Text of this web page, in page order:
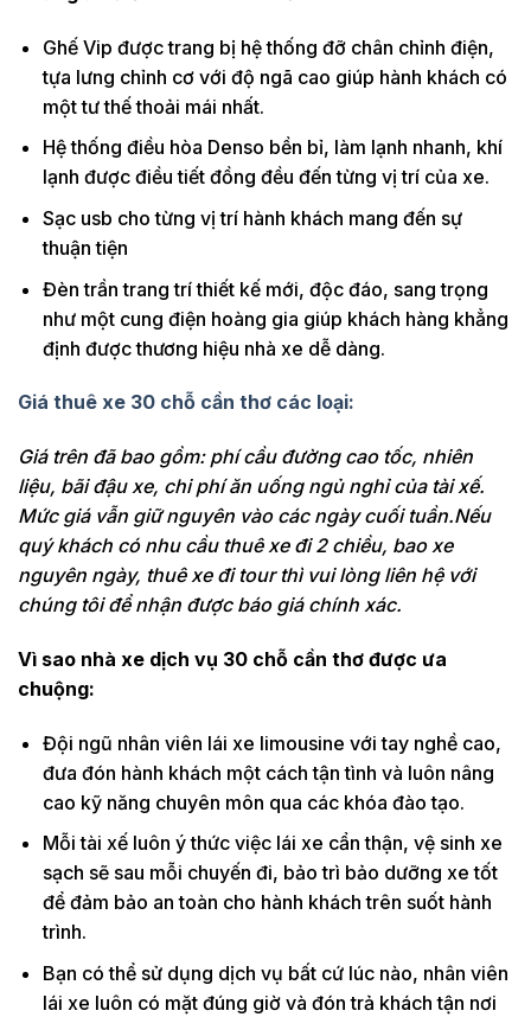
Ghế Vip được trang bị hệ thống đỡ chân chỉnh điện,
tựa lưng chỉnh cơ với độ ngã cao giúp hành khách có
một tư thế thoải mái nhất.
Hệ thống điều hòa Denso bền bỉ, làm lạnh nhanh, khí
lạnh được điều tiết đồng đều đến từng vị trí của xe.
Sạc usb cho từng vị trí hành khách mang đến sự
thuận tiện
Đèn trần trang trí thiết kế mới, độc đáo, sang trọng
như một cung điện hoàng gia giúp khách hàng khẳng
định được thương hiệu nhà xe dễ dàng.
Giá thuê xe 30 chỗ cần thơ các loại:
Giá trên đã bao gồm: phí cầu đường cao tốc, nhiên
liệu, bãi đậu xe, chi phí ăn uống ngủ nghỉ của tài xế.
Mức giá vẫn giữ nguyên vào các ngày cuối tuần.Nếu
quý khách có nhu cầu thuê xe đi 2 chiều, bao xe
nguyên ngày, thuê xe đi tour thì vui lòng liên hệ với
chúng tôi để nhận được báo giá chính xác.
Vì sao nhà xe dịch vụ 30 chỗ cần thơ được ưa
chuộng:
Đội ngũ nhân viên lái xe limousine với tay nghề cao,
đưa đón hành khách một cách tận tình và luôn nâng
cao kỹ năng chuyên môn qua các khóa đào tạo.
Mỗi tài xế luôn ý thức việc lái xe cẩn thận, vệ sinh xe
sạch sẽ sau mỗi chuyến đi, bảo trì bảo dưỡng xe tốt
để đảm bảo an toàn cho hành khách trên suốt hành
trình.
Bạn có thể sử dụng dịch vụ bất cứ lúc nào, nhân viên
lái xe luôn có mặt đúng giờ và đón trả khách tận nơi